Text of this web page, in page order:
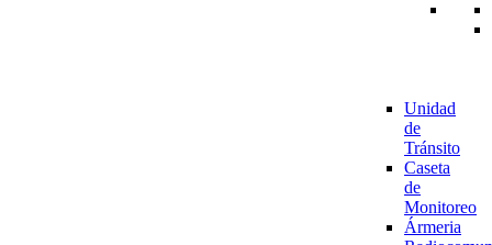
Unidad
de
Tránsito
Caseta
de
Monitoreo
Ármeria